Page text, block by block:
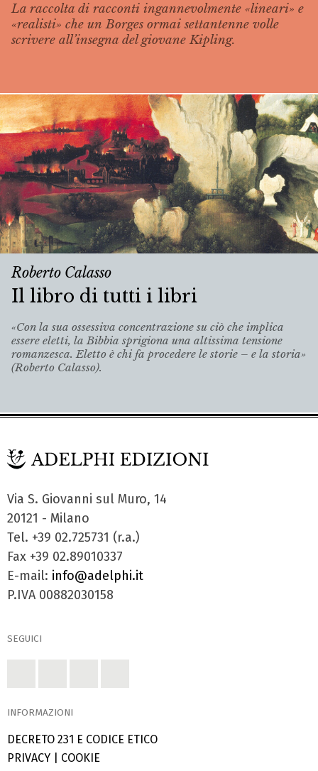
La raccolta di racconti ingannevolmente «lineari» e
«realisti» che un Borges ormai settantenne volle
scrivere all’insegna del giovane Kipling.
Roberto Calasso
Il libro di tutti i libri
«Con la sua ossessiva concentrazione su ciò che implica
essere eletti, la Bibbia sprigiona una altissima tensione
romanzesca. Eletto è chi fa procedere le storie – e la storia»
(Roberto Calasso).
Via S. Giovanni sul Muro, 14
20121 - Milano
Tel. +39 02.725731 (r.a.)
Fax +39 02.89010337
E-mail: info@adelphi.it
P.IVA 00882030158
SEGUICI
INFORMAZIONI
DECRETO 231 E CODICE ETICO
PRIVACY
COOKIE